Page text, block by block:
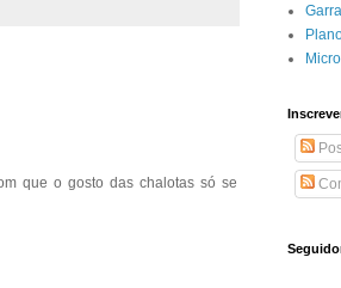
que o gosto das chalotas só se